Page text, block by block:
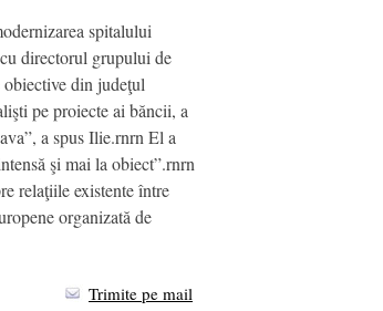
spitalului
directorul grupului de
din judeţul
pe proiecte ai băncii, a
a spus Ilie.rnrn El a
şi mai la obiect”.rnrn
relaţiile existente între
organizată de
Trimite pe mail